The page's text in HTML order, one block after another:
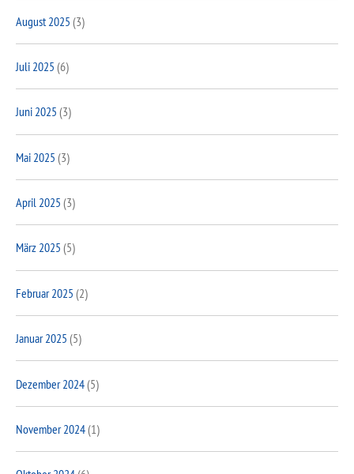
August 2025 (3)
Juli 2025 (6)
Juni 2025 (3)
Mai 2025 (3)
April 2025 (3)
März 2025 (5)
Februar 2025 (2)
Januar 2025 (5)
Dezember 2024(5)
November 2024(1)